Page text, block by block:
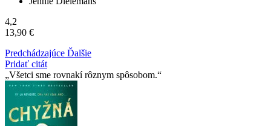
4,2
13,90 €
Predchádzajúce Ďalšie
Pridať citát
Všetci sme rovnakí rôznym spôsobom.